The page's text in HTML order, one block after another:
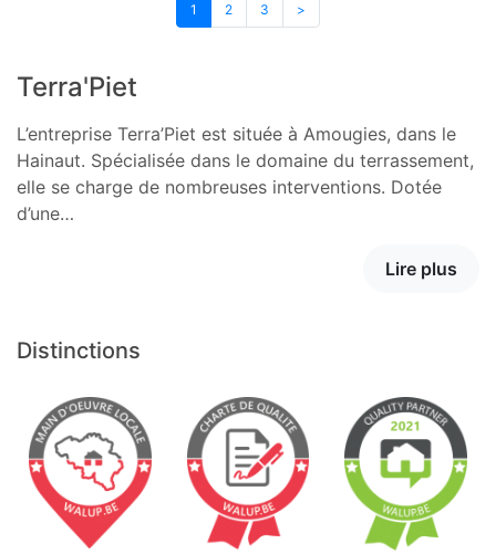
1 2 3 >
Terra'Piet
L’entreprise Terra’Piet est située à Amougies, dans le
Hainaut. Spécialisée dans le domaine du terrassement,
elle se charge de nombreuses interventions. Dotée
d’une…
Lire plus
Distinctions